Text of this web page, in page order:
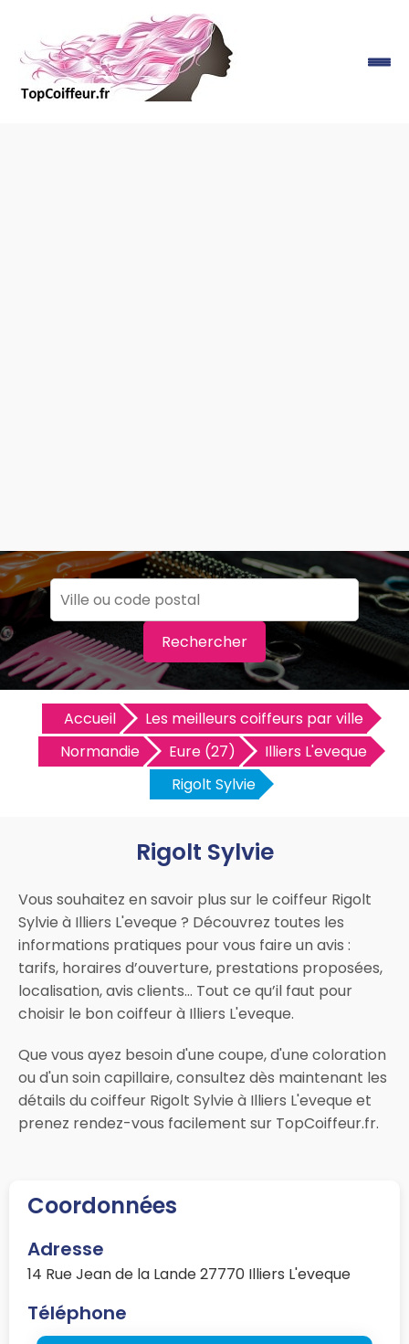
Rechercher
Accueil
Les meilleurs coiffeurs par ville
Normandie
Eure (27)
Illiers L'eveque
Rigolt Sylvie
Rigolt Sylvie
Vous souhaitez en savoir plus sur le coiffeur Rigolt
Sylvie à Illiers L'eveque ? Découvrez toutes les
informations pratiques pour vous faire un avis :
tarifs, horaires d’ouverture, prestations proposées,
localisation, avis clients… Tout ce qu’il faut pour
choisir le bon coiffeur à Illiers L'eveque.
Que vous ayez besoin d'une coupe, d'une coloration
ou d'un soin capillaire, consultez dès maintenant les
détails du coiffeur Rigolt Sylvie à Illiers L'eveque et
prenez rendez-vous facilement sur TopCoiffeur.fr.
Coordonnées
Adresse
14 Rue Jean de la Lande 27770 Illiers L'eveque
Téléphone